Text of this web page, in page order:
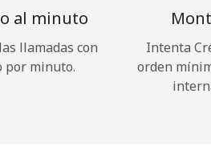
al minuto
llamadas con
por minuto.
Intenta
orden